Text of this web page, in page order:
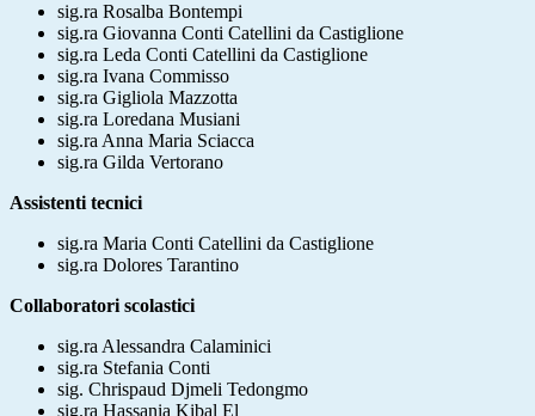
sig.ra Rosalba Bontempi
sig.ra Giovanna Conti Catellini da Castiglione
sig.ra Leda Conti Catellini da Castiglione
sig.ra Ivana Commisso
sig.ra Gigliola Mazzotta
sig.ra Loredana Musiani
sig.ra Anna Maria Sciacca
sig.ra Gilda Vertorano
Assistenti tecnici
sig.ra Maria Conti Catellini da Castiglione
sig.ra Dolores Tarantino
Collaboratori scolastici
sig.ra Alessandra Calaminici
sig.ra Stefania Conti
sig. Chrispaud Djmeli Tedongmo
sig.ra Hassania Kibal El